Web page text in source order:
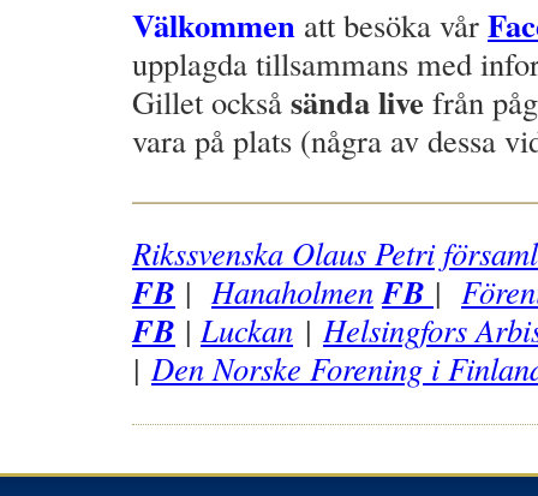
Välkommen att besöka vår
upplagda tillsammans med
Gillet också sända live från
vara på plats (några av dessa
Rikssvenska Olaus Petri
FB |Hanaholmen FB |
FB |Luckan |Helsingfors
| Den Norske Forening i